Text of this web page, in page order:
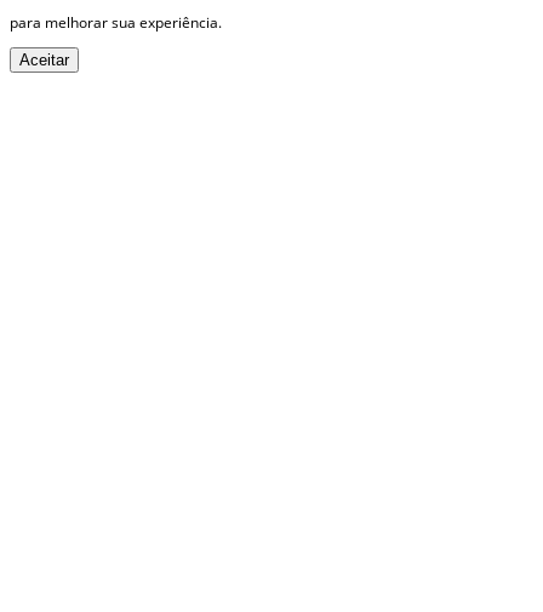
para melhorar sua experiência.
Aceitar